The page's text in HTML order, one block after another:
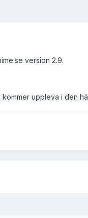
version 2.9.
uppleva i den